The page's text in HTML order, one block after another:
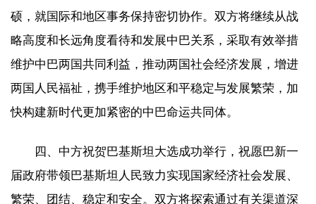
硕，就国际和地区事务保持密切协作。双方将继续从战
略高度和长远角度看待和发展中巴关系，采取有效举措
维护中巴两国共同利益，推动两国社会经济发展，增进
两国人民福祉，携手维护地区和平稳定与发展繁荣，加
快构建新时代更加紧密的中巴命运共同体。
四、中方祝贺巴基斯坦大选成功举行，祝愿巴新一
届政府带领巴基斯坦人民致力实现国家经济社会发展、
繁荣、团结、稳定和安全。双方将探索通过有关渠道深